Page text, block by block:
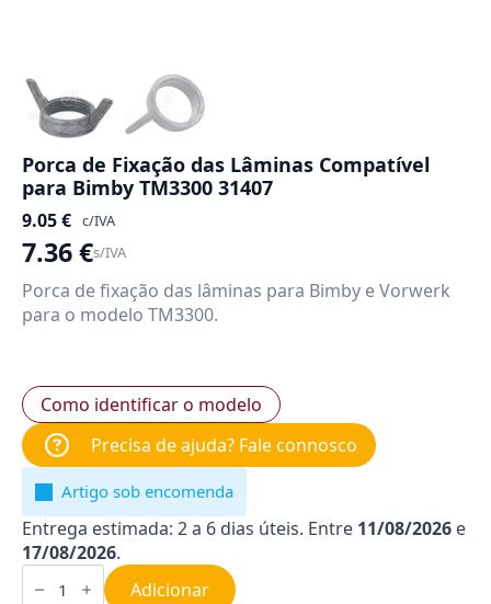
Porca de Fixação das Lâminas Compatível
para Bimby TM3300 31407
9.05€ c/IVA
7.36€s/IVA
Porca de fixação das lâminas para Bimby e Vorwerk
para o modelo TM3300.
Como identificar o modelo
Precisa de ajuda? Fale connosco
Artigo sob encomenda
Entrega estimada: 2 a 6 dias úteis. Entre 11/08/2026 e
17/08/2026.
Quantidade
de Adicionar